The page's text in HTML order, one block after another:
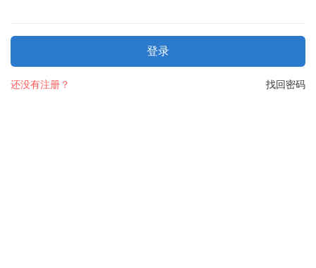
登录
找回密码
还没有注册？